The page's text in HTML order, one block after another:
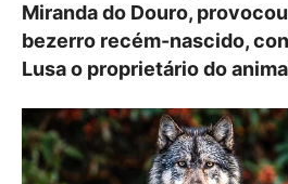
Miranda do Douro,
bezerro recém-nascido,
Lusa o proprietário do